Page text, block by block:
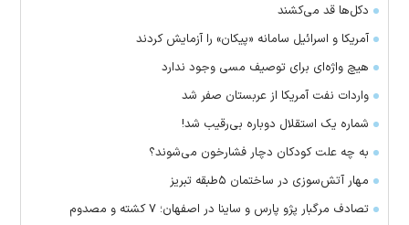
دکل‌ها قد می‌کشند
آمریکا و اسرائیل سامانه «پیکان» را آزمایش کردند
هیچ واژه‌ای برای توصیف مسی وجود ندارد
واردات نفت آمریکا از عربستان صفر شد
شماره یک استقلال دوباره بی‌رقیب شد!
به چه علت کودکان دچار فشارخون می‌شوند؟
مهار آتش‌سوزی در ساختمان ۵‌طبقه تبریز
تصادف مرگبار پژو پارس و ساینا در اصفهان؛ ۷ کشته و مصدوم